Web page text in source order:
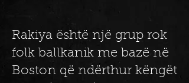
Rakiya është një grup rok
folk ballkanik me bazë në
Boston që ndërthur këngët